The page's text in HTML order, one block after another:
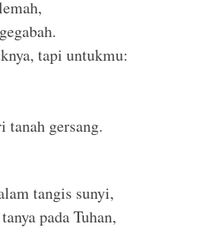
tapi untukmu:
tanah gersang.
tangis sunyi,
pada Tuhan,